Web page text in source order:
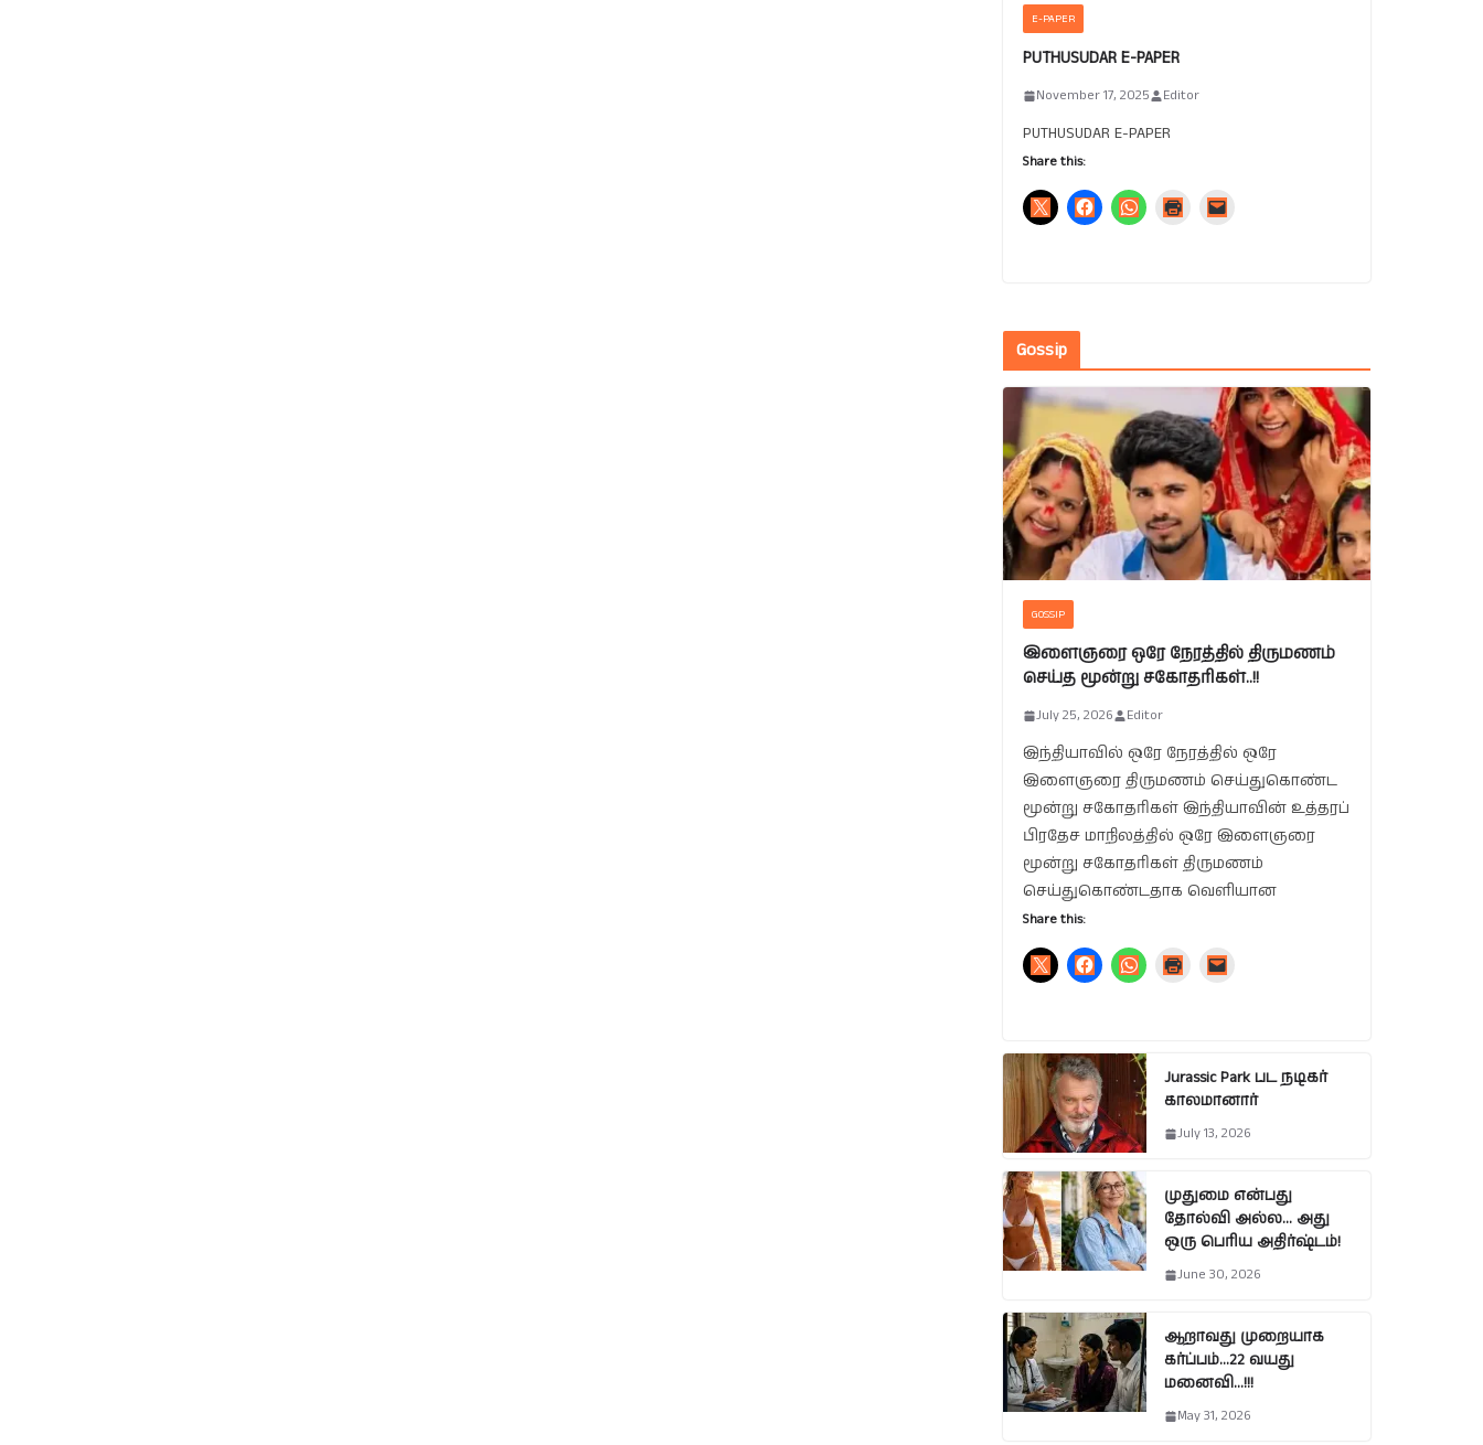
E-PAPER
PUTHUSUDAR E-PAPER
November 17, 2025 Editor
PUTHUSUDAR E-PAPER
Share this:
Gossip
GOSSIP
இளைஞரை ஒரே நேரத்தில் திருமணம்
செய்த மூன்று சகோதரிகள்..!!
July 25, 2026 Editor
இந்தியாவில் ஒரே நேரத்தில் ஒரே
இளைஞரை திருமணம் செய்துகொண்ட
மூன்று சகோதரிகள் இந்தியாவின் உத்தரப்
பிரதேச மாநிலத்தில் ஒரே இளைஞரை
மூன்று சகோதரிகள் திருமணம்
செய்துகொண்டதாக வெளியான
Share this:
Jurassic Park பட நடிகர்
காலமானார்
July 13, 2026
முதுமை என்பது
தோல்வி அல்ல… அது
ஒரு பெரிய அதிர்ஷ்டம்!
June 30, 2026
ஆறாவது முறையாக
கர்ப்பம்…22 வயது
மனைவி…!!!
May 31, 2026